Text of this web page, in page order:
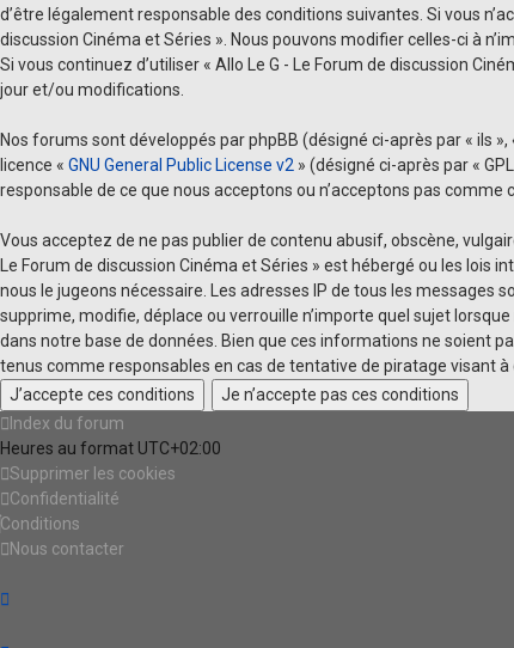
d’être légalement responsable des conditions suivantes. Si vous
discussion Cinéma et Séries ». Nous pouvons modifier celles-ci à
Si vous continuez d’utiliser « Allo Le G - Le Forum de discussion
jour et/ou modifications.
Nos forums sont développés par phpBB (désigné ci-après par « ils
licence « GNU General Public License v2 » (désigné ci-après par «
responsable de ce que nous acceptons ou n’acceptons pas
Vous acceptez de ne pas publier de contenu abusif, obscène,
Le Forum de discussion Cinéma et Séries » est hébergé ou les
nous le jugeons nécessaire. Les adresses IP de tous les messages
supprime, modifie, déplace ou verrouille n’importe quel sujet
dans notre base de données. Bien que ces informations ne soient
tenus comme responsables en cas de tentative de piratage visant
Index du forum
Heures au format UTC+02:00
Supprimer les cookies
Confidentialité
Conditions
Nous contacter